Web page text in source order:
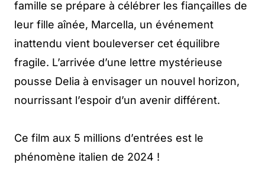
famille se prépare à célébrer les fiançailles de
leur fille aînée, Marcella, un événement
inattendu vient bouleverser cet équilibre
fragile. L’arrivée d’une lettre mystérieuse
pousse Delia à envisager un nouvel horizon,
nourrissant l’espoir d’un avenir différent.
Ce film aux 5 millions d’entrées est le
phénomène italien de 2024 !